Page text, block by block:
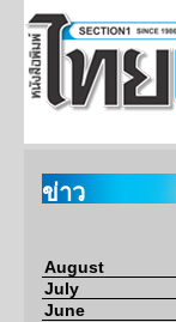
ข่าว
August
July
June